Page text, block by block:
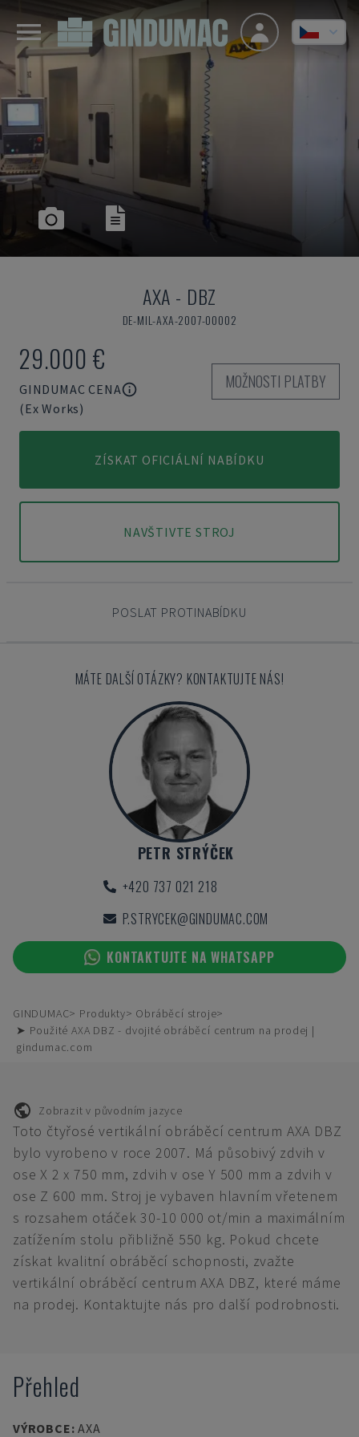
AXA - DBZ
DE-MIL-AXA-2007-00002
29.000 €
GINDUMAC CENA
(Ex Works)
MOŽNOSTI PLATBY
ZÍSKAT OFICIÁLNÍ NABÍDKU
NAVŠTIVTE STROJ
POSLAT PROTINABÍDKU
MÁTE DALŠÍ OTÁZKY? KONTAKTUJTE NÁS!
PETR STRÝČEK
+420 737 021 218
P.STRYCEK@GINDUMAC.COM
KONTAKTUJTE NA WHATSAPP
GINDUMAC Produkty
Obráběcí stroje
➤ Použité AXA DBZ - dvojité obráběcí centrum na prodej |
gindumac.com
Zobrazit v původním jazyce
Toto čtyřosé vertikální obráběcí centrum AXA DBZ
bylo vyrobeno v roce 2007. Má působivý zdvih v
ose X 2 x 750 mm, zdvih v ose Y 500 mm a zdvih v
ose Z 600 mm. Stroj je vybaven hlavním vřetenem
s rozsahem otáček 30-10 000 ot/min a maximálním
zatížením stolu přibližně 550 kg. Pokud chcete
získat kvalitní obráběcí schopnosti, zvažte
vertikální obráběcí centrum AXA DBZ, které máme
na prodej. Kontaktujte nás pro další podrobnosti.
Přehled
VÝROBCE:AXA